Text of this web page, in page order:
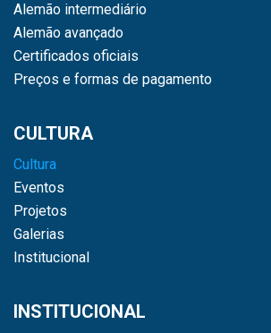
Alemão intermediário
Alemão avançado
Certificados oficiais
Preços e formas de pagamento
CULTURA
Cultura
Eventos
Projetos
Galerias
Institucional
INSTITUCIONAL